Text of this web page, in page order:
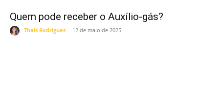
Quem pode receber o Auxílio-gás?
Thais Rodrigues - 12 de maio de 2025